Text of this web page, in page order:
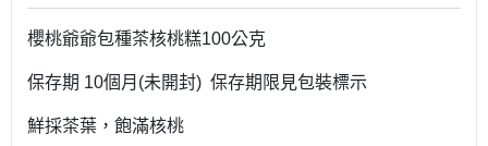
櫻桃爺爺包種茶核桃糕100公克
保存期 10個月(未開封) 保存期限見包裝標示
鮮採茶葉，飽滿核桃